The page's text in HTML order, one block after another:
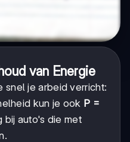
van Energie
snel je arbeid verricht:
kun je ook P =
auto's die met